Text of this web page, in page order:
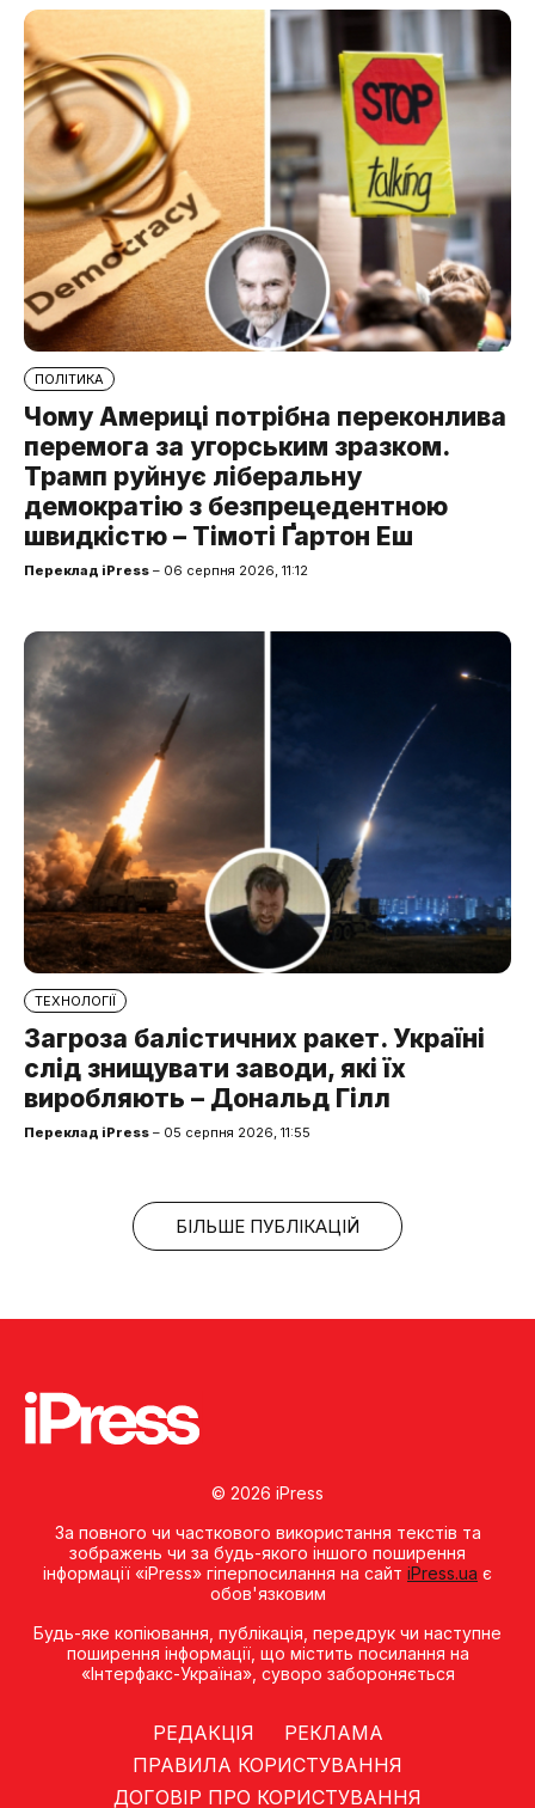
ПОЛІТИКА
Чому Америці потрібна переконлива
перемога за угорським зразком.
Трамп руйнує ліберальну
демократію з безпрецедентною
швидкістю – Тімоті Ґартон Еш
Переклад iPress – 06 серпня 2026, 11:12
ТЕХНОЛОГІЇ
Загроза балістичних ракет. Україні
слід знищувати заводи, які їх
виробляють – Дональд Гілл
Переклад iPress – 05 серпня 2026, 11:55
БІЛЬШЕ ПУБЛІКАЦІЙ
© 2026 iPress
За повного чи часткового використання текстів та
зображень чи за будь-якого іншого поширення
інформації «iPress» гіперпосилання на сайт iPress.ua є
обов'язковим
Будь-яке копiювання, публiкацiя, передрук чи наступне
поширення iнформацiї, що мiстить посилання на
«Iнтерфакс-Україна», суворо забороняється
РЕДАКЦІЯ
РЕКЛАМА
ПРАВИЛА КОРИСТУВАННЯ
ДОГОВІР ПРО КОРИСТУВАННЯ